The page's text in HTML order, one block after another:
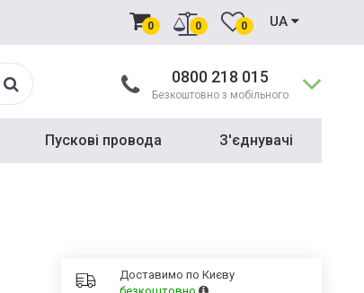
0 0 0 UA
0800 218 015
Безкоштовно з мобільного
Пускові провода З'єднувачі
Доставимо по Києву